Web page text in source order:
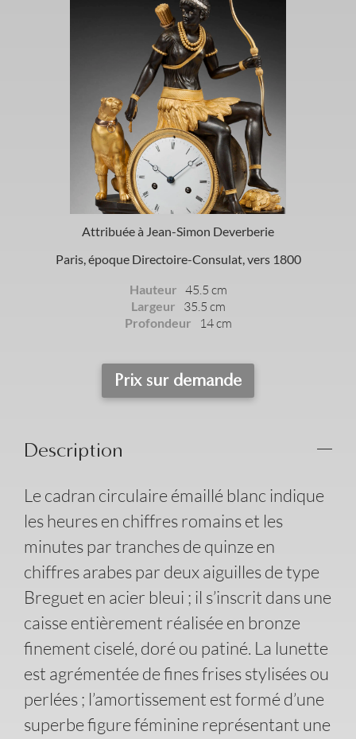
Attribuée à Jean-Simon Deverberie
Paris, époque Directoire-Consulat, vers 1800
Hauteur 45.5 cm
Largeur 35.5 cm
Profondeur 14 cm
Prix sur demande
Description
Le cadran circulaire émaillé blanc indique
les heures en chiffres romains et les
minutes par tranches de quinze en
chiffres arabes par deux aiguilles de type
Breguet en acier bleui ; il s’inscrit dans une
caisse entièrement réalisée en bronze
finement ciselé, doré ou patiné. La lunette
est agrémentée de fines frises stylisées ou
perlées ; l’amortissement est formé d’une
superbe figure féminine représentant une